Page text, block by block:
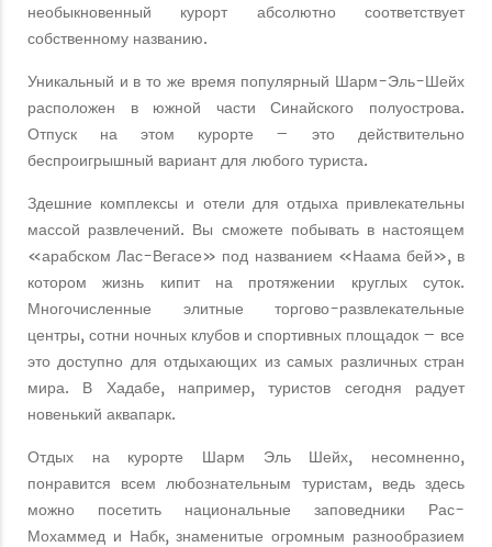
необыкновенный курорт абсолютно соответствует
собственному названию.
Уникальный и в то же время популярный Шарм-Эль-Шейх
расположен в южной части Синайского полуострова.
Отпуск на этом курорте – это действительно
беспроигрышный вариант для любого туриста.
Здешние комплексы и отели для отдыха привлекательны
массой развлечений. Вы сможете побывать в настоящем
«арабском Лас-Вегасе» под названием «Наама бей», в
котором жизнь кипит на протяжении круглых суток.
Многочисленные элитные торгово-развлекательные
центры, сотни ночных клубов и спортивных площадок – все
это доступно для отдыхающих из самых различных стран
мира. В Хадабе, например, туристов сегодня радует
новенький аквапарк.
Отдых на курорте Шарм Эль Шейх, несомненно,
понравится всем любознательным туристам, ведь здесь
можно посетить национальные заповедники Рас-
Мохаммед и Набк, знаменитые огромным разнообразием